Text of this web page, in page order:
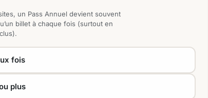
un Pass Annuel devient souvent
billet à chaque fois (surtout en
fois
plus